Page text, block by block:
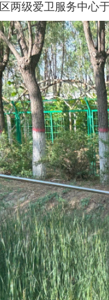
两级爱卫服务中心